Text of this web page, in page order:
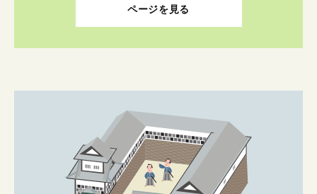
ページを見る